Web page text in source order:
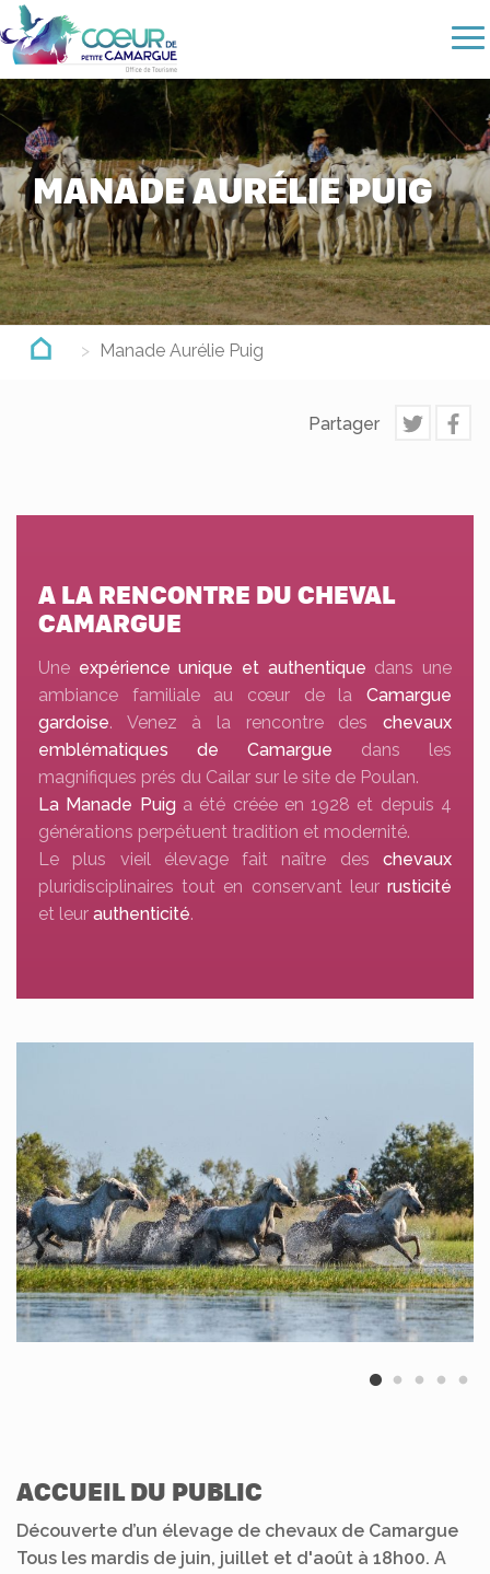
Aller
au
contenu
principal
MANADE AURÉLIE PUIG
Manade Aurélie Puig
Partager
A LA RENCONTRE DU CHEVAL
CAMARGUE
Une expérience unique et authentique dans une
ambiance familiale au cœur de la Camargue
gardoise. Venez à la rencontre des chevaux
emblématiques de Camargue dans les
magnifiques prés du Cailar sur le site de Poulan.
La Manade Puig a été créée en 1928 et depuis 4
générations perpétuent tradition et modernité.
Le plus vieil élevage fait naître des chevaux
pluridisciplinaires tout en conservant leur rusticité
et leur authenticité.
ACCUEIL DU PUBLIC
Découverte d’un élevage de chevaux de Camargue
Tous les mardis de juin, juillet et d'août à 18h00. A